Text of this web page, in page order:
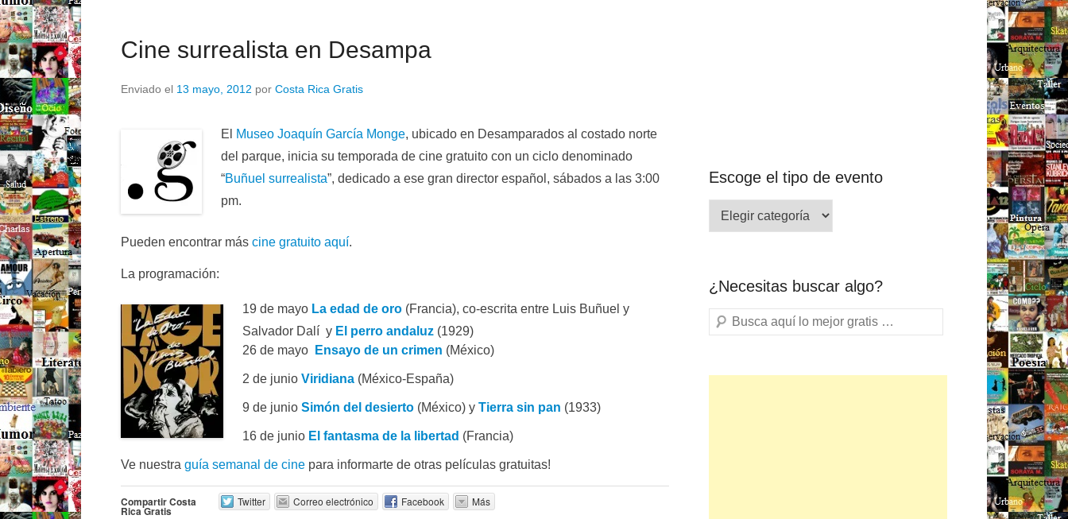
Cine surrealista en Desampa
Enviado el 13 mayo, 2012 por Costa Rica Gratis
El Museo Joaquín García Monge, ubicado en Desamparados al costado norte
del parque, inicia su temporada de cine gratuito con un ciclo denominado
“Buñuel surrealista”, dedicado a ese gran director español, sábados a las 3:00
pm.
Pueden encontrar más cine gratuito aquí.
La programación:
19 de mayo La edad de oro (Francia), co-escrita entre Luis Buñuel y
Salvador Dalí y El perro andaluz (1929)
26 de mayo
Ensayo de un crimen (México)
2 de junio Viridiana (México-España)
9 de junio Simón del desierto (México) y Tierra sin pan (1933)
16 de junio El fantasma de la libertad (Francia)
Ve nuestra guía semanal de cine para informarte de otras películas gratuitas!
Compartir Costa
Rica Gratis
Twitter Correo electrónico Facebook Más
Escoge el tipo de evento
¿Necesitas buscar algo?
Buscar